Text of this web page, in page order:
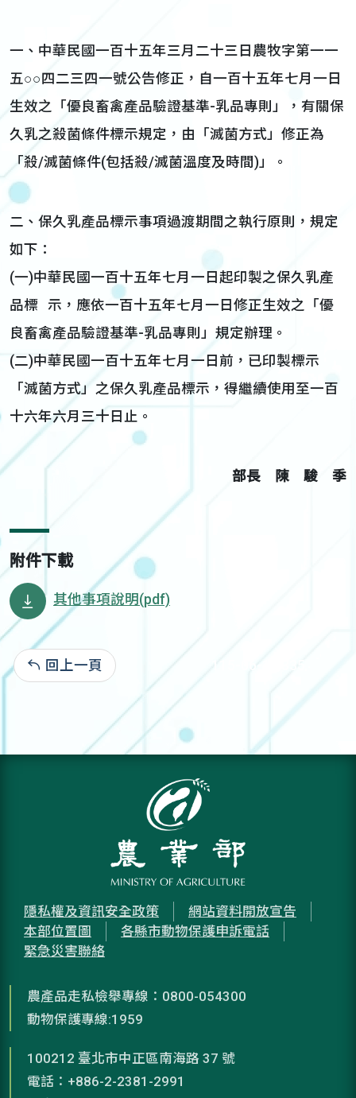
一、中華民國一百十五年三月二十三日農牧字第一一
五○○四二三四一號公告修正，自一百十五年七月一日
生效之「優良畜禽產品驗證基準-乳品專則」，有關保
久乳之殺菌條件標示規定，由「滅菌方式」修正為
「殺/滅菌條件(包括殺/滅菌溫度及時間)」。
二、保久乳產品標示事項過渡期間之執行原則，規定
如下：
(一)中華民國一百十五年七月一日起印製之保久乳產
品標 示，應依一百十五年七月一日修正生效之「優
良畜禽產品驗證基準-乳品專則」規定辦理。
(二)中華民國一百十五年七月一日前，已印製標示
「滅菌方式」之保久乳產品標示，得繼續使用至一百
十六年六月三十日止。
部長 陳 駿 季
附件下載
其他事項說明(pdf)
回上一頁 115-06-10:335
隱私權及資訊安全政策
網站資料開放宣告
本部位置圖
各縣市動物保護申訴電話
緊急災害聯絡
農產品走私檢舉專線：0800-054300
動物保護專線:1959
100212 臺北市中正區南海路 37 號
電話：+886-2-2381-2991